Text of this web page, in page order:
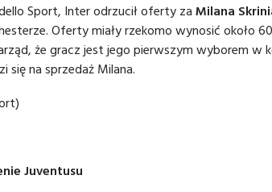
Sport, Inter odrzucił oferty za Milana
Oferty miały rzekomo wynosić około
że gracz jest jego pierwszym wyborem w
się na sprzedaż Milana.
Juventusu